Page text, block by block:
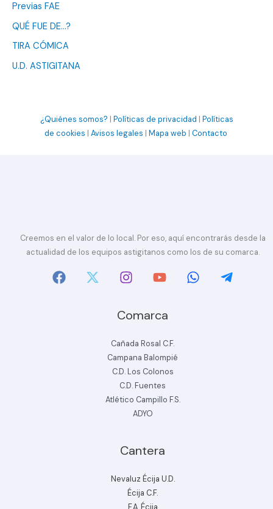
Previas FAE
QUÉ FUE DE…?
TIRA CÓMICA
U.D. ASTIGITANA
¿Quiénes somos? | Políticas de privacidad | Políticas
de cookies | Avisos legales | Mapa web | Contacto
Creemos en el valor de lo local. Por eso, aquí encontrarás desde la
actualidad de los equipos astigitanos como los de su comarca.
Comarca
Cañada Rosal C.F.
Campana Balompié
C.D. Los Colonos
C.D. Fuentes
Atlético Campillo F.S.
ADYO
Cantera
Nevaluz Écija U.D.
Écija C.F.
F.A. Écija